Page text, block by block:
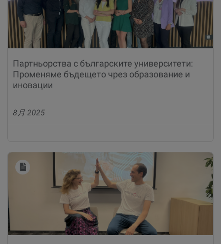
Партньорства с българските университети:
Променяме бъдещето чрез образование и
иновации
8月 2025